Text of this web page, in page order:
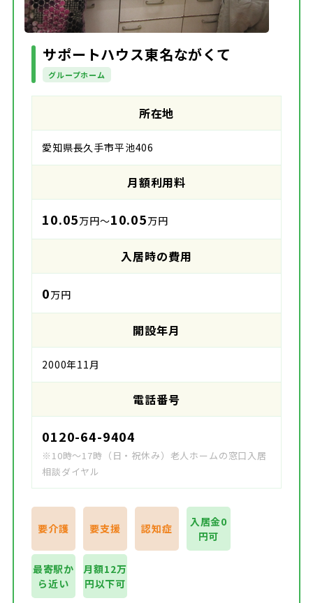
サポートハウス東名ながくて
グループホーム
所在地
愛知県長久手市平池406
月額利用料
10.05万円～10.05万円
入居時の費用
0万円
開設年月
2000年11月
電話番号
0120-64-9404
※10時～17時（日・祝休み）老人ホームの窓口入居
相談ダイヤル
要介護 要支援 認知症
入居金0
円可
最寄駅か
ら近い
月額12万
円以下可